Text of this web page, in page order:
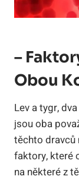
–
Obou
Lev a tygr,
jsou oba
těchto dravců
faktory, které
na některé z